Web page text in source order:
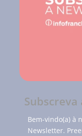
Bem-vindo(a) à
Newsletter.